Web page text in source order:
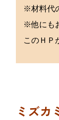
※材料代
※他にも
このＨＰ
ミズカ